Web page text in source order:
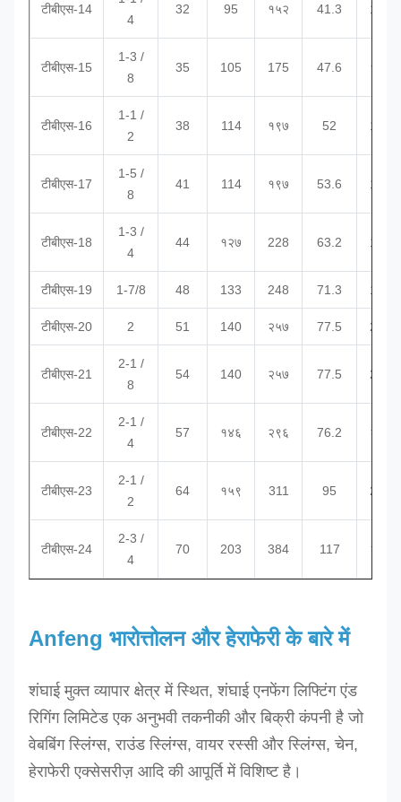
टीबीएस-14
4
32 95 १५२ 41.3 133
टीबीएस-15
1-3 /
8
35 105 175 47.6 १५२
टीबीएस-16
1-1 /
2
38 114 १९७ 52 165
टीबीएस-17
1-5 /
8
41 114 १९७ 53.6 165
टीबीएस-18
1-3 /
4
44 १२७ 228 63.2 178
टीबीएस-19 1-7/8 48 133 248 71.3 190
टीबीएस-20 2 51 140 २५७ 77.5 203
टीबीएस-21
2-1 /
8
54 140 २५७ 77.5 203
टीबीएस-22
2-1 /
4
57 १४६ २९६ 76.2 २१६
टीबीएस-23
2-1 /
2
64 १५९ 311 95 242
टीबीएस-24
2-3 /
4
70 203 384 117 २७३
Anfeng भारोत्तोलन और हेराफेरी के बारे में
शंघाई मुक्त व्यापार क्षेत्र में स्थित, शंघाई एनफेंग लिफ्टिंग एंड
रिगिंग लिमिटेड एक अनुभवी तकनीकी और बिक्री कंपनी है जो
वेबबिंग स्लिंग्स, राउंड स्लिंग्स, वायर रस्सी और स्लिंग्स, चेन,
हेराफेरी एक्सेसरीज़ आदि की आपूर्ति में विशिष्ट है।